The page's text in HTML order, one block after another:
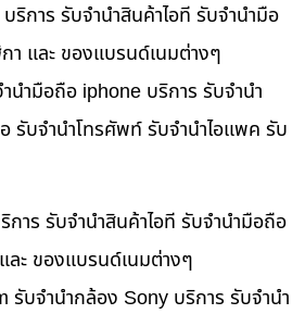
ริการ รับจำนำสินค้าไอที รับจำนำมือ
า และ ของแบรนด์เนมต่างๆ
นำมือถือ iphone บริการ รับจำนำ
รับจำนำโทรศัพท์ รับจำนำไอแพค รับ
าร รับจำนำสินค้าไอที รับจำนำมือถือ
ละ ของแบรนด์เนมต่างๆ
รับจำนำกล้อง Sony บริการ รับจำนำ